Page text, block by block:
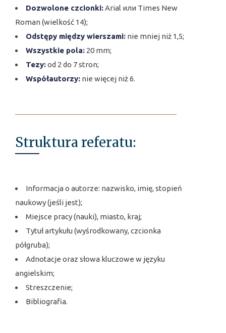
Dozwolone czcionki:Arial или Times New
Roman (wielkość 14);
Odstępy między wierszami: nie mniej niż 1,5;
Wszystkie pola: 20 mm;
Tezy:od 2 do 7 stron;
Współautorzy: nie więcej niż 6.
Struktura referatu:
Informacja o autorze: nazwisko, imię, stopień
naukowy (jeśli jest);
Miejsce pracy (nauki), miasto, kraj;
Tytuł artykułu (wyśrodkowany, czcionka
półgruba);
Adnotacje oraz słowa kluczowe w języku
angielskim;
Streszczenie;
Bibliografia.